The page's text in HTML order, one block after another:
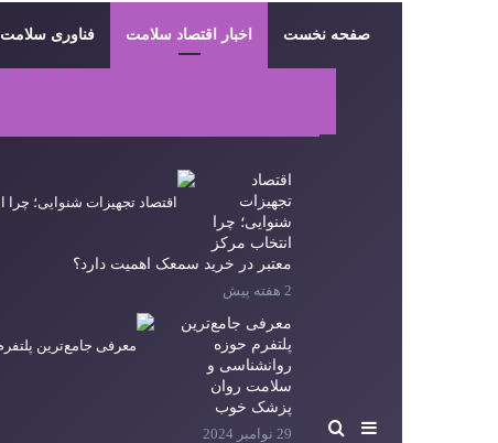
صفحه نخست اخبار اقتصاد سلامت فناوری سلامت
سایدبارجستجو برای
اقتصاد
تجهیزات
شنوایی؛ چرا
انتخاب مرکز
معتبر در خرید سمعک اهمیت دارد؟
2 هفته پیش
معرفی جامع‌ترین
پلتفرم حوزه
روانشناسی و
سلامت روان
پزشک خوب
29 نوامبر 2024